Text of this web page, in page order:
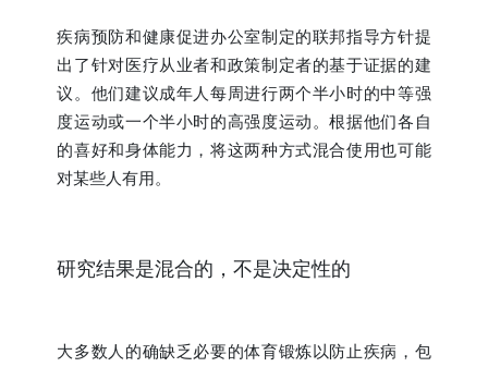
疾病预防和健康促进办公室制定的联邦指导方针提
出了针对医疗从业者和政策制定者的基于证据的建
议。他们建议成年人每周进行两个半小时的中等强
度运动或一个半小时的高强度运动。根据他们各自
的喜好和身体能力，将这两种方式混合使用也可能
对某些人有用。
研究结果是混合的，不是决定性的
大多数人的确缺乏必要的体育锻炼以防止疾病，包